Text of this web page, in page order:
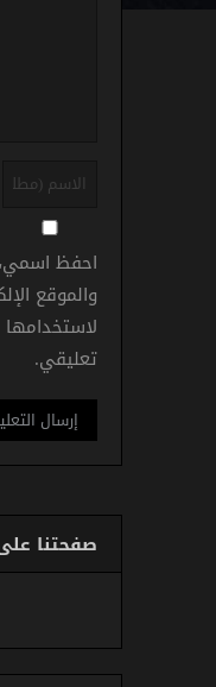
احفظ اسمي،
والموقع
تعليقي.
صفحتنا